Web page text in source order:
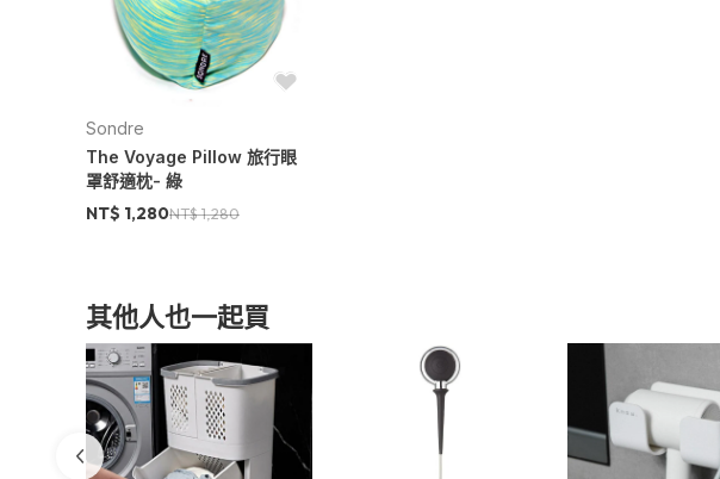
Sondre
The Voyage Pillow 旅行眼
罩舒適枕- 綠
NT$ 1,280NT$ 1,280
其他人也一起買